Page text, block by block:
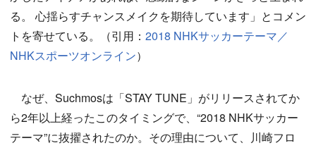
る。 心揺らすチャンスメイクを期待しています」とコメン
トを寄せている。（引用： 2018 NHKサッカーテーマ／
NHKスポーツオンライン）
なぜ、Suchmosは「STAY TUNE」がリリースされてか
ら2年以上経ったこのタイミングで、“2018 NHKサッカー
テーマ”に抜擢されたのか。その理由について、川崎フロ